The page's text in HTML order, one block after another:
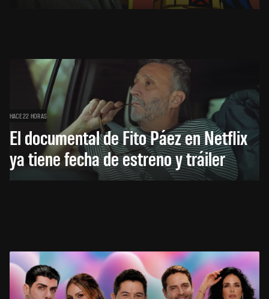
HACE 22 HORAS
El documental de Fito Páez en Netflix
ya tiene fecha de estreno y tráiler